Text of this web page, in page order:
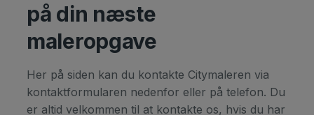
på din næste
maleropgave
Her på siden kan du kontakte Citymaleren via
kontaktformularen nedenfor eller på telefon. Du
er altid velkommen til at kontakte os, hvis du har